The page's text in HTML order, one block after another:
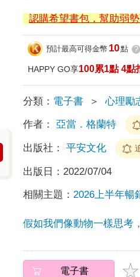
認購希望書包，幫助弱
預計最高可得金幣 10點 ?
HAPPY GO享100累1點 4點
分類： 電子書 ＞ 心理勵
作者： 亞當．格蘭特
出版社： 平安文化
出版日： 2022/07/04
相關主題： 2026上半年暢
假如我們像動物一樣思考
電子書